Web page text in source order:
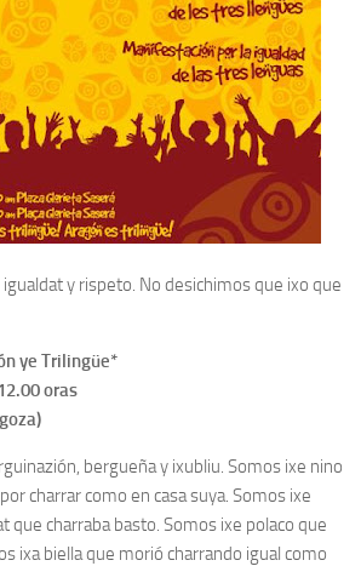
y rispeto. No desichimos que ixo que
ye Trilingüe*
oras
bergueña y ixubliu. Somos ixe nino
charrar como en casa suya. Somos ixe
que charraba basto. Somos ixe polaco que
ixa biella que morió charrando igual como